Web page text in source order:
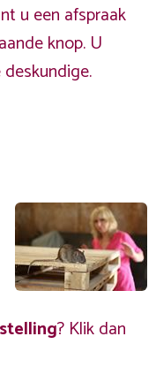
u een afspraak
knop. U
? Klik dan